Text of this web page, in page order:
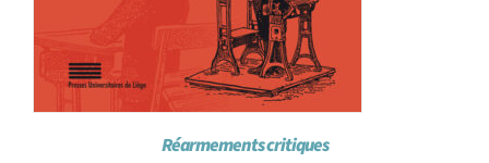
Réarmements critiques